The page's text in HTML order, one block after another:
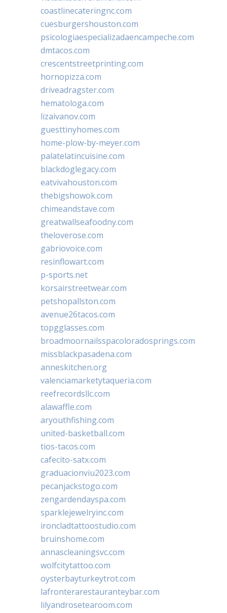
coastlinecateringnc.com
cuesburgershouston.com
psicologiaespecializadaencampeche.com
dmtacos.com
crescentstreetprinting.com
hornopizza.com
driveadragster.com
hematologa.com
lizaivanov.com
guesttinyhomes.com
home-plow-by-meyer.com
palatelatincuisine.com
blackdoglegacy.com
eatvivahouston.com
thebigshowok.com
chimeandstave.com
greatwallseafoodny.com
theloverose.com
gabriovoice.com
resinflowart.com
p-sports.net
korsairstreetwear.com
petshopallston.com
avenue26tacos.com
topgglasses.com
broadmoornailsspacoloradosprings.com
missblackpasadena.com
anneskitchen.org
valenciamarketytaqueria.com
reefrecordsllc.com
alawaffle.com
aryouthfishing.com
united-basketball.com
tios-tacos.com
cafecito-satx.com
graduacionviu2023.com
pecanjackstogo.com
zengardendayspa.com
sparklejewelryinc.com
ironcladtattoostudio.com
bruinshome.com
annascleaningsvc.com
wolfcitytattoo.com
oysterbayturkeytrot.com
lafronterarestauranteybar.com
lilyandrosetearoom.com